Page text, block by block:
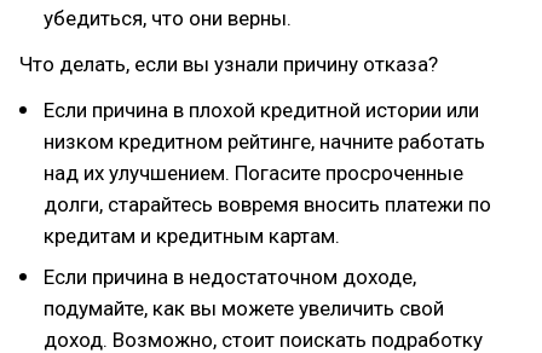
убедиться, что они верны.
Что делать, если вы узнали причину отказа?
Если причина в плохой кредитной истории или
низком кредитном рейтинге, начните работать
над их улучшением. Погасите просроченные
долги, старайтесь вовремя вносить платежи по
кредитам и кредитным картам.
Если причина в недостаточном доходе,
подумайте, как вы можете увеличить свой
доход. Возможно, стоит поискать подработку